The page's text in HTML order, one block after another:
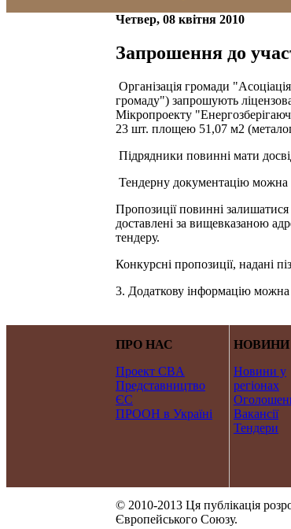
Четвер, 08 квітня 2010
Запрошення до
Організація громади
громаду") запрошують
Мікропроекту
23 шт. площею 51,07 м2
Підрядники повинні мати
Тендерну документацію можна
Пропозиції повинні
доставлені за вищевказаною
тендеру.
Конкурсні пропозиції, надані
3. Додаткову інформацію
ПРО НАС
Проект CBA
Представництво
ЄС
ПРООН в Україні
НОВИНИ
Новини у
регіонах
Вакансії
Тендери
© 2010-2013 Ця публікація
Європейського Союзу.